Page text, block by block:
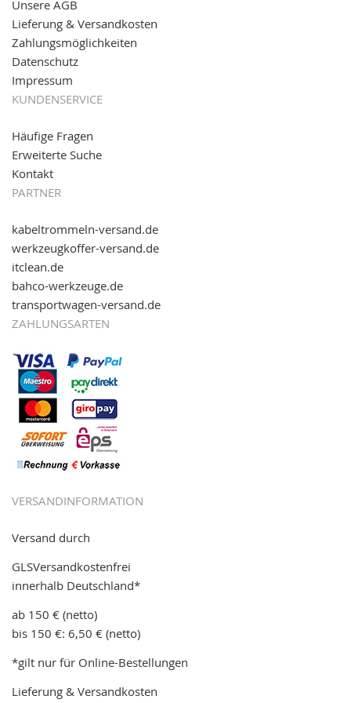
Partnershop
Online-Shop für einfaches Transportieren. Einfach
reinschauen...
Unsere AGB
Lieferung & Versandkosten
Zahlungsmöglichkeiten
Datenschutz
Impressum
KUNDENSERVICE
Häufige Fragen
Erweiterte Suche
Kontakt
PARTNER
kabeltrommeln-versand.de
werkzeugkoffer-versand.de
itclean.de
bahco-werkzeuge.de
transportwagen-versand.de
ZAHLUNGSARTEN
VERSANDINFORMATION
Versand durch
GLSVersandkostenfrei
innerhalb Deutschland*
ab 150 € (netto)
bis 150 €: 6,50 € (netto)
*gilt nur für Online-Bestellungen
Lieferung & Versandkosten